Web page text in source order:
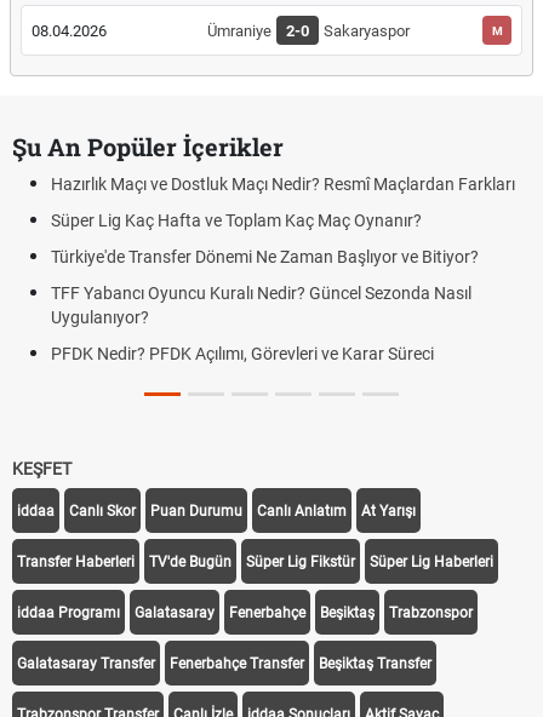
08.04.2026 Ümraniye 2-0 Sakaryaspor M
Şu An Popüler İçerikler
Hazırlık Maçı ve Dostluk Maçı Nedir? Resmî Maçlardan Farkları
Süper Lig Kaç Hafta ve Toplam Kaç Maç Oynanır?
Türkiye'de Transfer Dönemi Ne Zaman Başlıyor ve Bitiyor?
TFF Yabancı Oyuncu Kuralı Nedir? Güncel Sezonda Nasıl
Uygulanıyor?
PFDK Nedir? PFDK Açılımı, Görevleri ve Karar Süreci
KEŞFET
iddaa Canlı Skor Puan Durumu Canlı Anlatım At Yarışı
Transfer Haberleri TV'de Bugün Süper Lig Fikstür Süper Lig Haberleri
iddaa Programı Galatasaray Fenerbahçe Beşiktaş Trabzonspor
Galatasaray Transfer Fenerbahçe Transfer Beşiktaş Transfer